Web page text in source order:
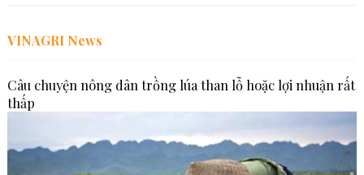
VINAGRI News
Câu chuyện nông dân trồng lúa than lỗ hoặc lợi nhuận rất
thấp